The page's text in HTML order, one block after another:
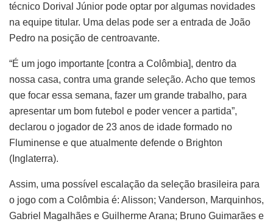
técnico Dorival Júnior pode optar por algumas novidades
na equipe titular. Uma delas pode ser a entrada de João
Pedro na posição de centroavante.
“É um jogo importante [contra a Colômbia], dentro da
nossa casa, contra uma grande seleção. Acho que temos
que focar essa semana, fazer um grande trabalho, para
apresentar um bom futebol e poder vencer a partida”,
declarou o jogador de 23 anos de idade formado no
Fluminense e que atualmente defende o Brighton
(Inglaterra).
Assim, uma possível escalação da seleção brasileira para
o jogo com a Colômbia é: Alisson; Vanderson, Marquinhos,
Gabriel Magalhães e Guilherme Arana; Bruno Guimarães e